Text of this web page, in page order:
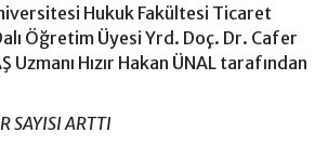
Hukuk Fakültesi Ticaret
Öğretim Üyesi Yrd. Doç. Dr. Cafer
Uzmanı Hızır Hakan ÜNAL tarafından
SAYISI ARTTI